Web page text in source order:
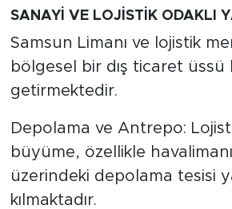
SANAYİ VE LOJİSTİK ODAKLI
Samsun Limanı ve lojistik
bölgesel bir dış ticaret üssü
getirmektedir.
Depolama ve Antrepo:
büyüme, özellikle
üzerindeki depolama tesisi
kılmaktadır.